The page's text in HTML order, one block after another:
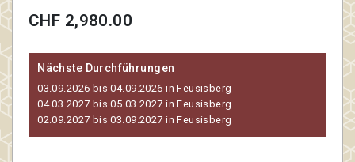
CHF 2,980.00
Nächste Durchführungen
03.09.2026 bis 04.09.2026 in Feusisberg
04.03.2027 bis 05.03.2027 in Feusisberg
02.09.2027 bis 03.09.2027 in Feusisberg